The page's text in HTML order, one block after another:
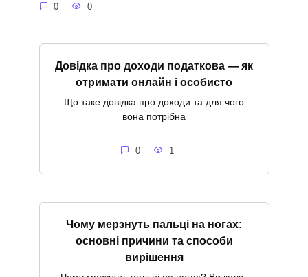
0 0
Довідка про доходи податкова — як
отримати онлайн і особисто
Що таке довідка про доходи та для чого
вона потрібна
0 1
Чому мерзнуть пальці на ногах:
основні причини та способи
вирішення